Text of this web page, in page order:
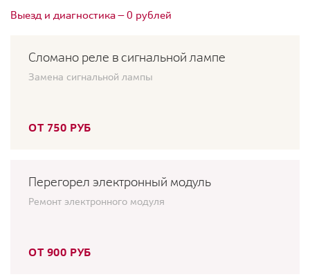
Выезд и диагностика — 0 рублей
Сломано реле в сигнальной лампе
Замена сигнальной лампы
ОТ 750 РУБ
Перегорел электронный модуль
Ремонт электронного модуля
ОТ 900 РУБ